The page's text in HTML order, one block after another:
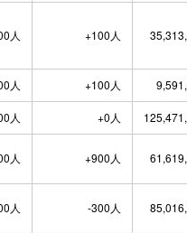
人 +100人
人 +100人
人 +0人
人 +900人
人 -300人